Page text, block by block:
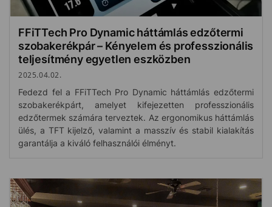
FFiTTech Pro Dynamic háttámlás edzőtermi
szobakerékpár – Kényelem és professzionális
teljesítmény egyetlen eszközben
2025.04.02.
Fedezd fel a FFiTTech Pro Dynamic háttámlás edzőtermi
szobakerékpárt, amelyet kifejezetten professzionális
edzőtermek számára terveztek. Az ergonomikus háttámlás
ülés, a TFT kijelző, valamint a masszív és stabil kialakítás
garantálja a kiváló felhasználói élményt.